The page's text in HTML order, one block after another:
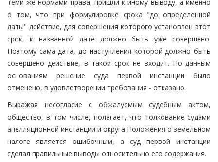
теми же нормами права, пришли к иному выводу, а именно
о том, что при формулировке срока "до определенной
даты" действие, для совершения которого установлен этот
срок, к названной дате должно быть уже совершено.
Поэтому сама дата, до наступления которой должно быть
совершено действие, в такой срок не входит. По данным
основаниям решение суда первой инстанции было
отменено, в удовлетворении требования - отказано.
Выражая несогласие с обжалуемым судебным актом,
общество, в том числе, полагает, что толкование судами
апелляционной инстанции и округа Положения о земельном
налоге является ошибочным, а суд первой инстанции
сделал правильные выводы относительно его содержания.